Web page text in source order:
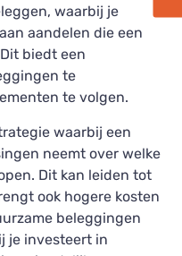
waarbij je
aandelen die een
biedt een
te
te volgen.
waarbij een
neemt over welke
Dit kan leiden tot
ook hogere kosten
beleggingen
je investeert in